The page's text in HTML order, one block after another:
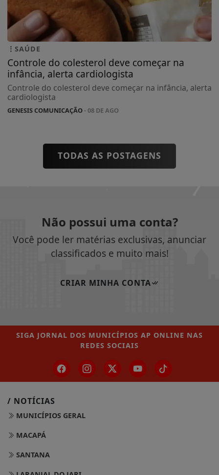
SAÚDE
Controle do colesterol deve começar na
infância, alerta cardiologista
Controle do colesterol deve começar na infância, alerta
cardiologista
GENESIS COMUNICAÇÃO- 08 DE AGO
TODAS AS POSTAGENS
Não possui uma conta?
Você pode ler matérias exclusivas, anunciar
classificados e muito mais!
CRIAR MINHA CONTA
SIGA JORNAL DOS MUNICÍPIOS AP ONLINE NAS
REDES SOCIAIS
/ NOTÍCIAS
MUNICÍPIOS GERAL
MACAPÁ
SANTANA